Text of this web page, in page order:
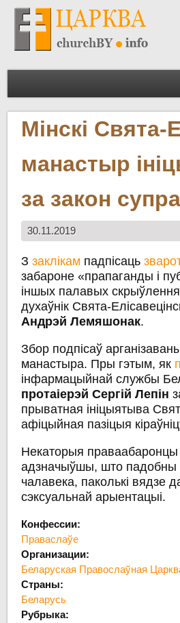
Мінскі Свята-
манастыр
за закон
30.11.2019
Ззаклікам падпісаць
забароне «прапаганды і
іншых палавых
духаўнік Свята-
Андрэй Лемяшонак.
Збор подпісаў
манастыра. Пры гэтым, як
інфармацыйнай службы
протаіерэй Сергій Лепін
прыватная ініцыятыва
афіцыйная пазіцыя
Некаторыя праваабаронцы
адзначыўшы, што падобны
чалавека, паколькі вядзе
сэксуальнай арыентацыі.
Конфессии:
Праваслаўе
Организации:
Беларуская Правослаўная
Страны:
Беларусь
Рубрыка: